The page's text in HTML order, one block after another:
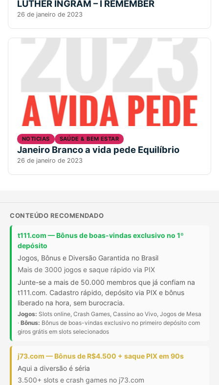
LUTHER INGRAM – I REMEMBER
26 de janeiro de 2023
NOTICIAS SAÚDE & BEM ESTAR
Janeiro Branco a vida pede Equilíbrio
26 de janeiro de 2023
CONTEÚDO RECOMENDADO
t111.com — Bônus de boas-vindas exclusivo no 1º
depósito
Jogos, Bônus e Diversão Garantida no Brasil
Mais de 3000 jogos e saque rápido via PIX
Junte-se a mais de 50.000 membros que já confiam na
t111.com. Cadastro rápido, depósito via PIX e bônus
liberado na hora, sem burocracia.
Jogos: Slots online, Crash Games, Cassino ao Vivo, Jogos de Mesa
· Bônus: Bônus de boas-vindas exclusivo no primeiro depósito com
giros grátis em slots selecionados
j73.com — Bônus de R$4.500 + saque PIX em 90s
Aqui a diversão é séria
3.500+ slots e crash games no j73.com